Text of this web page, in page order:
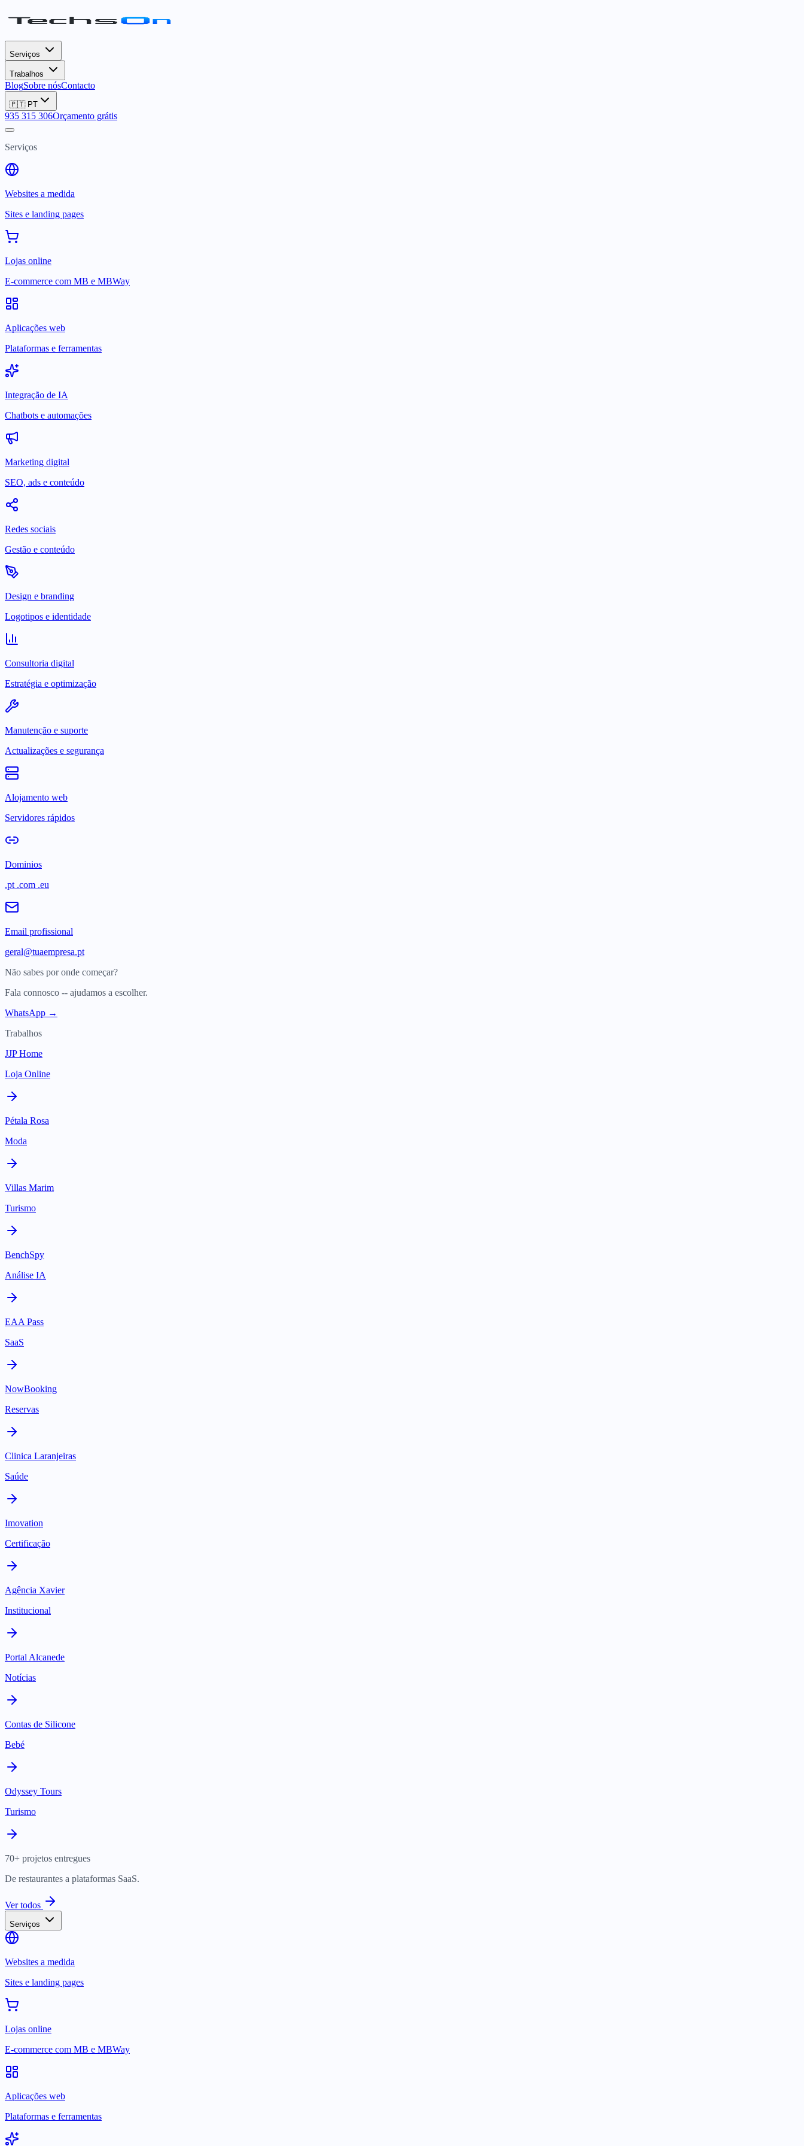
Serviços
Trabalhos
BlogSobre nósContacto
🇵🇹 PT
935 315 306Orçamento grátis
Serviços
Websites a medida
Sites e landing pages
Lojas online
E-commerce com MB e MBWay
Aplicações web
Plataformas e ferramentas
Integração de IA
Chatbots e automações
Marketing digital
SEO, ads e conteúdo
Redes sociais
Gestão e conteúdo
Design e branding
Logotipos e identidade
Consultoria digital
Estratégia e optimização
Manutenção e suporte
Actualizações e segurança
Alojamento web
Servidores rápidos
Dominios
.pt .com .eu
Email profissional
geral@tuaempresa.pt
Não sabes por onde começar?
Fala connosco -- ajudamos a escolher.
WhatsApp →
Trabalhos
JJP Home
Loja Online
Pétala Rosa
Moda
Villas Marim
Turismo
BenchSpy
Análise IA
EAA Pass
SaaS
NowBooking
Reservas
Clinica Laranjeiras
Saúde
Imovation
Certificação
Agência Xavier
Institucional
Portal Alcanede
Notícias
Contas de Silicone
Bebé
Odyssey Tours
Turismo
70+ projetos entregues
De restaurantes a plataformas SaaS.
Ver todos
Serviços
Websites a medida
Sites e landing pages
Lojas online
E-commerce com MB e MBWay
Aplicações web
Plataformas e ferramentas